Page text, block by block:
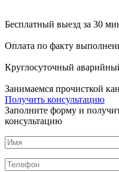
Бесплатный выезд за 30
Оплата по факту
Круглосуточный
Занимаемся прочисткой
Получить консультацию
Заполните форму и
консультацию